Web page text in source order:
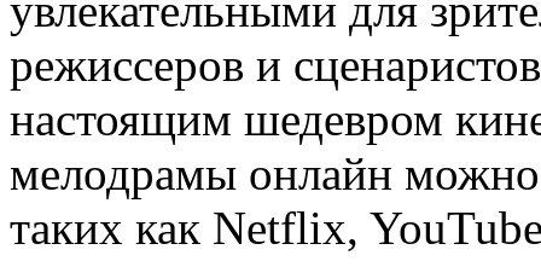
режиссеров и
настоящим шедевром
мелодрамы онлайн
таких как Netflix,